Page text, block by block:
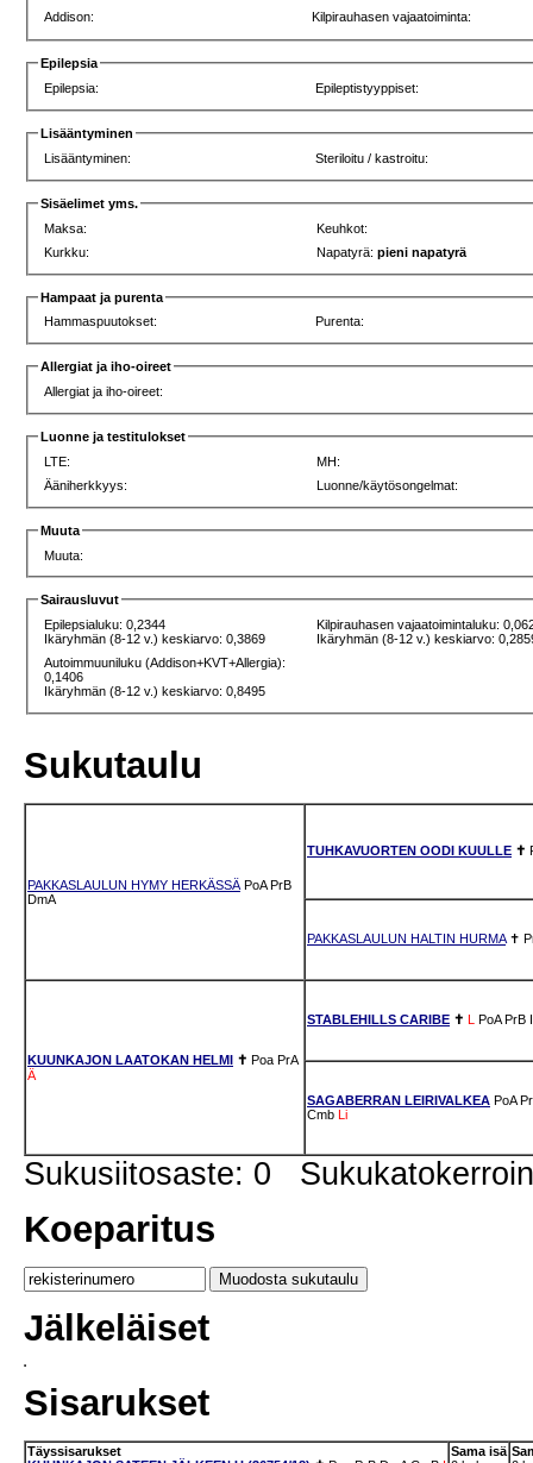
Addison:
Kilpirauhasen vajaatoiminta:
Epilepsia
Epilepsia:
Epileptistyyppiset:
Lisääntyminen
Lisääntyminen:
Steriloitu / kastroitu:
Sisäelimet yms.
Maksa:
Keuhkot:
Kurkku:
Napatyrä:pieni napatyrä
Hampaat ja purenta
Hammaspuutokset:
Purenta:
Allergiat ja iho-oireet
Allergiat ja iho-oireet:
Luonne ja testitulokset
LTE:
MH:
Ääniherkkyys:
Luonne/käytösongelmat:
Muuta
Muuta:
Sairausluvut
Epilepsialuku: 0,2344
Ikäryhmän (8-12 v.) keskiarvo: 0,3869
Kilpirauhasen vajaatoimintaluku:
Ikäryhmän (8-12 v.) keskiarvo:
Autoimmuuniluku (Addison+KVT+Allergia):
0,1406
Ikäryhmän (8-12 v.) keskiarvo: 0,8495
Sukutaulu
PAKKASLAULUN HYMY HERKÄSSÄ PoA PrB
DmA
TUHKAVUORTEN OODI KUULLE ✝
PAKKASLAULUN HALTIN HURMA✝
KUUNKAJON LAATOKAN HELMI ✝ Poa PrA
Ä
STABLEHILLS CARIBE ✝ L PoA PrB
SAGABERRAN LEIRIVALKEA PoA
Cmb Li
Sukusiitosaste: 0
Koeparitus
Jälkeläiset
Sisarukset
Täyssisarukset
Sama isä